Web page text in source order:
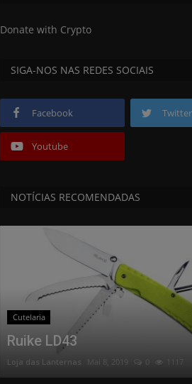
Donate with Crypto
SIGA-NOS NAS REDES SOCIAIS
Facebook Twitter
Youtube
NOTÍCIAS RECOMENDADAS
Cutelaria
Ruike LD43
Loja das Lanternas Mai 8, 2019 0 1117